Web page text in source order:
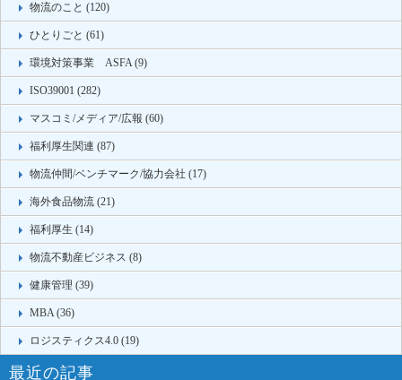
物流のこと (120)
ひとりごと (61)
環境対策事業 ASFA (9)
ISO39001 (282)
マスコミ/メディア/広報 (60)
福利厚生関連 (87)
物流仲間/ベンチマーク/協力会社 (17)
海外食品物流 (21)
福利厚生 (14)
物流不動産ビジネス (8)
健康管理 (39)
MBA (36)
ロジスティクス4.0 (19)
最近の記事